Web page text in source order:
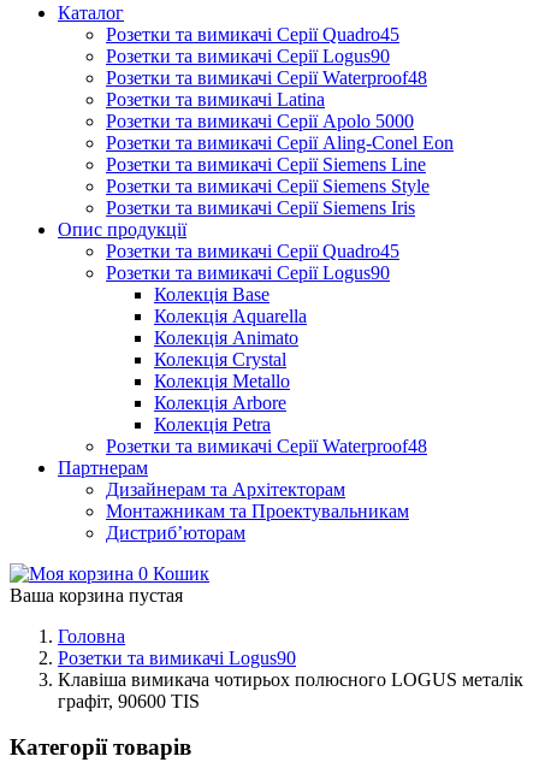
Каталог
Розетки та вимикачі Серії Quadro45
Розетки та вимикачі Серії Logus90
Розетки та вимикачі Серії Waterproof48
Розетки та вимикачі Latina
Розетки та вимикачі Серії Apolo 5000
Розетки та вимикачі Серії Aling-Conel Eon
Розетки та вимикачі Серії Siemens Line
Розетки та вимикачі Серії Siemens Style
Розетки та вимикачі Серії Siemens Iris
Опис продукції
Розетки та вимикачі Серії Quadro45
Розетки та вимикачі Серії Logus90
Колекція Base
Колекція Aquarella
Колекція Animato
Колекція Crystal
Колекція Metallo
Колекція Arbore
Колекція Petra
Розетки та вимикачі Серії Waterproof48
Партнерам
Дизайнерам та Архітекторам
Монтажникам та Проектувальникам
Дистриб’юторам
0 Кошик
Ваша корзина пустая
Головна
Розетки та вимикачі Logus90
Клавіша вимикача чотирьох полюсного LOGUS металік
графіт, 90600 TIS
Категорії товарів